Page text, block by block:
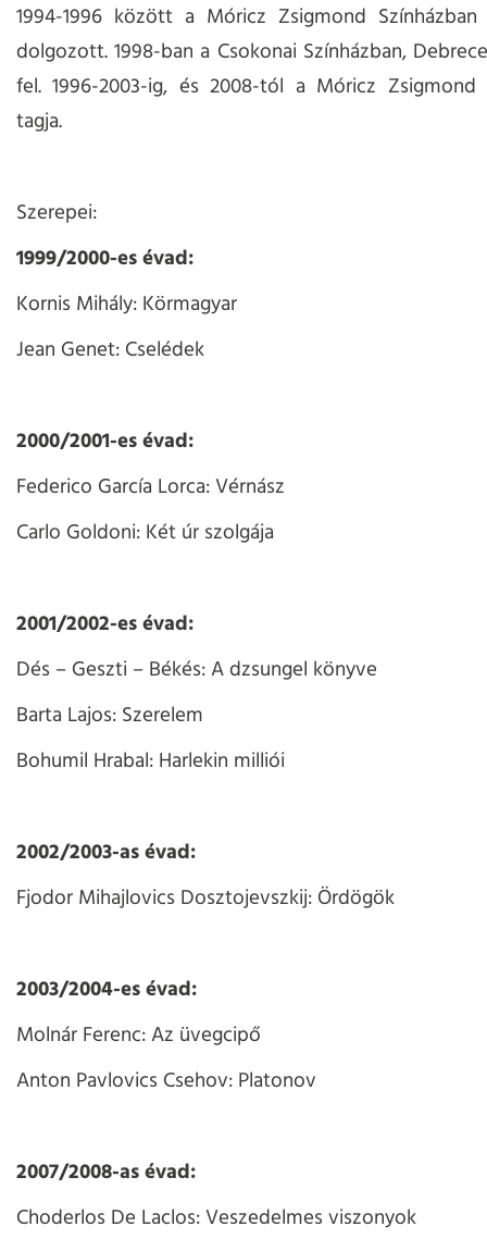
1994-1996 között a Móricz Zsigmond
dolgozott. 1998-ban a Csokonai Színházban,
fel. 1996-2003-ig, és 2008-tól a Móricz Zsigmond
tagja.
Szerepei:
1999/2000-es évad:
Kornis Mihály: Körmagyar
Jean Genet: Cselédek
2000/2001-es évad:
Federico García Lorca: Vérnász
Carlo Goldoni: Két úr szolgája
2001/2002-es évad:
Dés – Geszti – Békés: A dzsungel könyve
Barta Lajos: Szerelem
Bohumil Hrabal: Harlekin milliói
2002/2003-as évad:
Fjodor Mihajlovics Dosztojevszkij: Ördögök
2003/2004-es évad:
Molnár Ferenc: Az üvegcipő
Anton Pavlovics Csehov: Platonov
2007/2008-as évad:
Choderlos De Laclos: Veszedelmes viszonyok